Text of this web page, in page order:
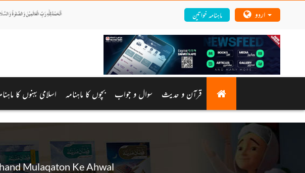
ماہنامہ خواتین
قرآن و حدیث سوال و جواب بچوں کا ماہنامہ اسلامی بہنوں کا
Mulaqaton Ke Ahwal